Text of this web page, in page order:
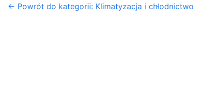
← Powrót do kategorii: Klimatyzacja i chłodnictwo